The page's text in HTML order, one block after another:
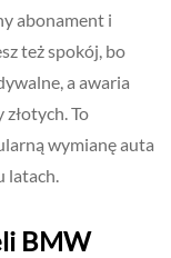
abonament i
też spokój, bo
a awaria
To
wymianę auta
latach.
BMW